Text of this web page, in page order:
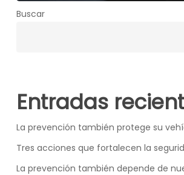
Buscar
Entradas
La prevención también protege su
Tres acciones que fortalecen la
La prevención también depende de